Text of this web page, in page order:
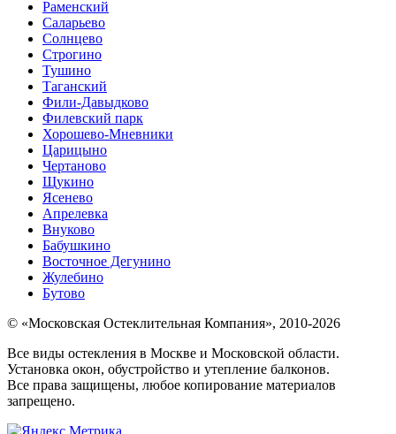
Раменский
Саларьево
Солнцево
Строгино
Тушино
Таганский
Фили-Давыдково
Филевский парк
Хорошево-Мневники
Царицыно
Чертаново
Щукино
Ясенево
Апрелевка
Внуково
Бабушкино
Восточное Дегунино
Жулебино
Бутово
© «Московская Остеклительная Компания», 2010-2026
Все виды остекления в Москве и Московской области.
Установка окон, обустройство и утепление балконов.
Все права защищены, любое копирование материалов
запрещено.